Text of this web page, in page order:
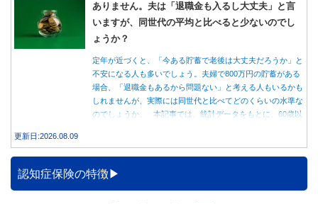
ありません。夫は「退職金も入るし大丈夫」と言
いますが、同世代の平均と比べると少ないのでし
ょうか？
定年が近づくと、「今ある貯蓄で老後は大丈夫だろうか」と
不安になる人も多いでしょう。夫婦で800万円の貯蓄がある
場合、「退職金もあるから問題ない」と考える人もいるかも
しれませんが、実際には同世代と比べてどのくらいの水準な
のでしょうか。 本記事では、統計データをもとに、60歳以
更新日:2026.08.09
認知症保険の特徴